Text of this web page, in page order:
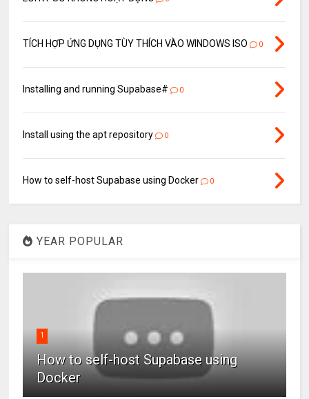
TÍCH HỢP ỨNG DỤNG TÙY THÍCH VÀO WINDOWS ISO 0
Installing and running Supabase# 0
Install using the apt repository 0
How to self-host Supabase using Docker 0
YEAR POPULAR
1
How to self-host Supabase using
Docker